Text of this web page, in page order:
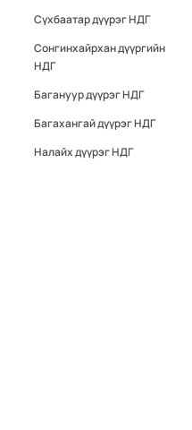
Сүхбаатар дүүрэг НДГ
Сонгинхайрхан дүүргийн
НДГ
Багануур дүүрэг НДГ
Багахангай дүүрэг НДГ
Налайх дүүрэг НДГ